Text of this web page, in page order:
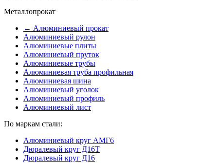
Металлопрокат
← Алюминиевый прокат
Алюминиевый рулон
Алюминиевые плиты
Алюминиевый пруток
Алюминиевые трубы
Алюминиевая труба профильная
Алюминиевая шина
Алюминиевый уголок
Алюминиевый профиль
Алюминиевый лист
По маркам стали:
Алюминиевый круг АМГ6
Дюралевый круг Д16Т
Дюралевый круг Д16